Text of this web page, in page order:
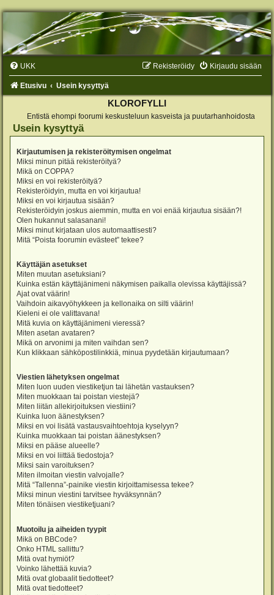
UKK Kirjaudu sisään
Rekisteröidy
Etusivu Usein kysyttyä
KLOROFYLLI
Entistä ehompi foorumi keskusteluun kasveista ja puutarhanhoidosta
Usein kysyttyä
Kirjautumisen ja rekisteröitymisen ongelmat
Miksi minun pitää rekisteröityä?
Mikä on COPPA?
Miksi en voi rekisteröityä?
Rekisteröidyin, mutta en voi kirjautua!
Miksi en voi kirjautua sisään?
Rekisteröidyin joskus aiemmin, mutta en voi enää kirjautua sisään?!
Olen hukannut salasanani!
Miksi minut kirjataan ulos automaattisesti?
Mitä “Poista foorumin evästeet” tekee?
Käyttäjän asetukset
Miten muutan asetuksiani?
Kuinka estän käyttäjänimeni näkymisen paikalla olevissa käyttäjissä?
Ajat ovat väärin!
Vaihdoin aikavyöhykkeen ja kellonaika on silti väärin!
Kieleni ei ole valittavana!
Mitä kuvia on käyttäjänimeni vieressä?
Miten asetan avataren?
Mikä on arvonimi ja miten vaihdan sen?
Kun klikkaan sähköpostilinkkiä, minua pyydetään kirjautumaan?
Viestien lähetyksen ongelmat
Miten luon uuden viestiketjun tai lähetän vastauksen?
Miten muokkaan tai poistan viestejä?
Miten liitän allekirjoituksen viestiini?
Kuinka luon äänestyksen?
Miksi en voi lisätä vastausvaihtoehtoja kyselyyn?
Kuinka muokkaan tai poistan äänestyksen?
Miksi en pääse alueelle?
Miksi en voi liittää tiedostoja?
Miksi sain varoituksen?
Miten ilmoitan viestin valvojalle?
Mitä “Tallenna”-painike viestin kirjoittamisessa tekee?
Miksi minun viestini tarvitsee hyväksynnän?
Miten tönäisen viestiketjuani?
Muotoilu ja aiheiden tyypit
Mikä on BBCode?
Onko HTML sallittu?
Mitä ovat hymiöt?
Voinko lähettää kuvia?
Mitä ovat globaalit tiedotteet?
Mitä ovat tiedotteet?